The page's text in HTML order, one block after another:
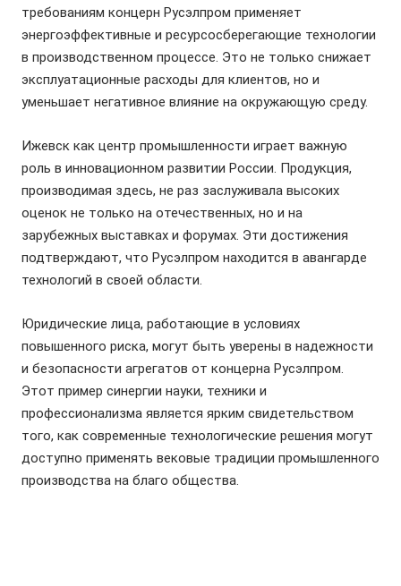
требованиям концерн Русэлпром применяет
энергоэффективные и ресурсосберегающие технологии
в производственном процессе. Это не только снижает
эксплуатационные расходы для клиентов, но и
уменьшает негативное влияние на окружающую среду.
Ижевск как центр промышленности играет важную
роль в инновационном развитии России. Продукция,
производимая здесь, не раз заслуживала высоких
оценок не только на отечественных, но и на
зарубежных выставках и форумах. Эти достижения
подтверждают, что Русэлпром находится в авангарде
технологий в своей области.
Юридические лица, работающие в условиях
повышенного риска, могут быть уверены в надежности
и безопасности агрегатов от концерна Русэлпром.
Этот пример синергии науки, техники и
профессионализма является ярким свидетельством
того, как современные технологические решения могут
доступно применять вековые традиции промышленного
производства на благо общества.